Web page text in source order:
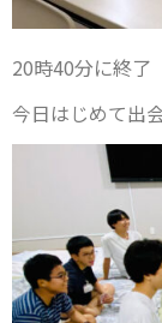
20時40分に終了
今日はじめて出